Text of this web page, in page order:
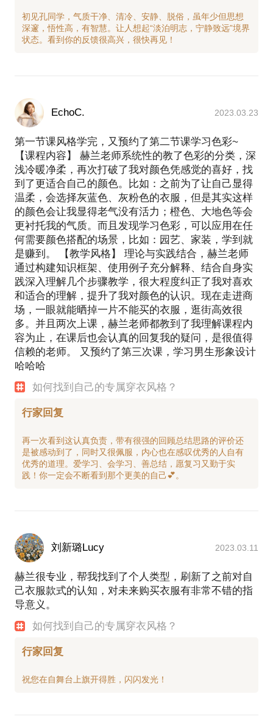
初见孔同学，气质干净、清冷、安静、脱俗，虽年少但思想
深邃，悟性高，有智慧。让人想起“淡泊明志，宁静致远”境界
EchoC. 2023.03.23
第一节课风格学完，又预约了第二节课学习色彩~
【课程内容】 赫兰老师系统性的教了色彩的分类，深
浅冷暖净柔，再次打破了我对颜色凭感觉的喜好，找
到了更适合自己的颜色。比如：之前为了让自己显得
温柔，会选择灰蓝色、灰粉色的衣服，但是其实这样
的颜色会让我显得老气没有活力；橙色、大地色等会
更衬托我的气质。而且发现学习色彩，可以应用在任
何需要颜色搭配的场景，比如：园艺、家装，学到就
是赚到。 【教学风格】 理论与实践结合，赫兰老师
通过构建知识框架、使用例子充分解释、结合自身实
践深入理解几个步骤教学，很大程度纠正了我对喜欢
和适合的理解，提升了我对颜色的认识。现在走进商
场，一眼就能晒掉一片不能买的衣服，逛街高效很
多。并且两次上课，赫兰老师都教到了我理解课程内
容为止，在课后也会认真的回复我的疑问，是很值得
信赖的老师。 又预约了第三次课，学习男生形象设计
哈哈哈
如何找到自己的专属穿衣风格？
行家回复
再一次看到这认真负责，带有很强的回顾总结思路的评价还
是被感动到了，同时又很佩服，内心也在感叹优秀的人自有
优秀的道理。爱学习、会学习、善总结，愿复习又勤于实
刘新璐Lucy 2023.03.11
赫兰很专业，帮我找到了个人类型，刷新了之前对自
己衣服款式的认知，对未来购买衣服有非常不错的指
导意义。
如何找到自己的专属穿衣风格？
行家回复